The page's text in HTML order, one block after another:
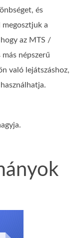
és
a
az MTS /
népszerű
való lejátszáshoz,